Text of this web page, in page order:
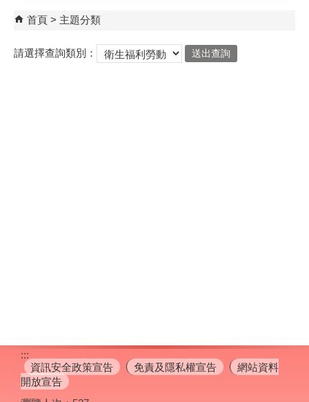
首頁 主題分類
請選擇查詢類別：
:::
資訊安全政策宣告
免責及隱私權宣告
網站資料
開放宣告